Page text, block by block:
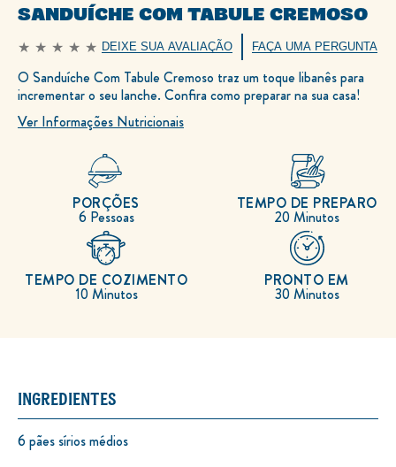
SANDUÍCHE COM TABULE CREMOSO
Nenhuma
enviada
para
este
DEIXE SUA AVALIAÇÃO FAÇA UMA PERGUNTA
O Sanduíche Com Tabule Cremoso traz um toque libanês para
incrementar o seu lanche. Confira como preparar na sua casa!
Ver Informações Nutricionais
6 Pessoas
PORÇÕES
20 Minutos
TEMPO DE PREPARO
10 Minutos
TEMPO DE COZIMENTO
30 Minutos
PRONTO EM
INGREDIENTES
6 pães sírios médios